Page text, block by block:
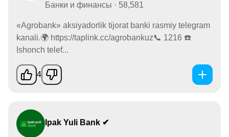
Банки и финансы · 58,581
«Аgrobank» aksiyadorlik tijorat banki rasmiy telegram
kanali.🌍 https://taplink.cc/agrobankuz📞 1216 ☎️
Ishonch telef...
4
Ipak Yuli Bank ✔